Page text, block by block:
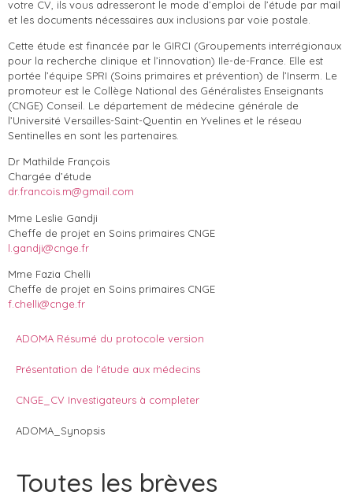
votre CV, ils vous adresseront le mode d’emploi de l’étude par mail
et les documents nécessaires aux inclusions par voie postale.
Cette étude est financée par le GIRCI (Groupements interrégionaux
pour la recherche clinique et l’innovation) Ile-de-France. Elle est
portée l’équipe SPRI (Soins primaires et prévention) de l’Inserm. Le
promoteur est le Collège National des Généralistes Enseignants
(CNGE) Conseil. Le département de médecine générale de
l’Université Versailles-Saint-Quentin en Yvelines et le réseau
Sentinelles en sont les partenaires.
Dr Mathilde François
Chargée d’étude
dr.francois.m@gmail.com
Mme Leslie Gandji
Cheffe de projet en Soins primaires CNGE
l.gandji@cnge.fr
Mme Fazia Chelli
Cheffe de projet en Soins primaires CNGE
f.chelli@cnge.fr
ADOMA Résumé du protocole version
Présentation de l'étude aux médecins
CNGE_CV Investigateurs à completer
ADOMA_Synopsis
Toutes les brèves